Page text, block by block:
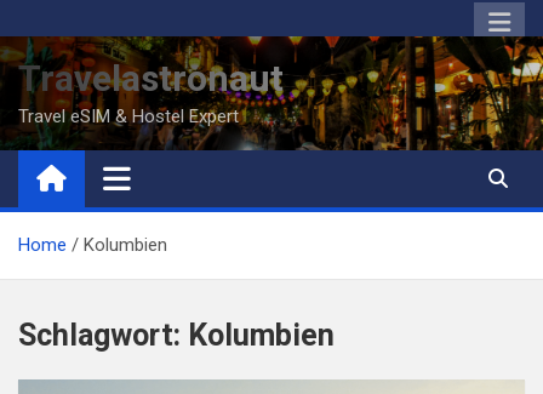
to
content
Travelastronaut
Travel eSIM & Hostel Expert
Home Kolumbien
Schlagwort: Kolumbien